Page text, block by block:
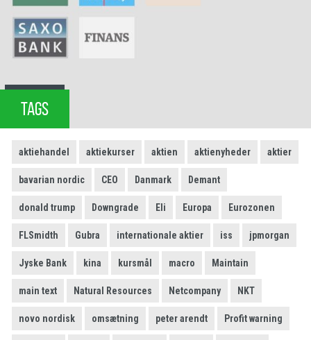
TAGS
aktiehandel aktiekurser aktien aktienyheder aktier
bavarian nordic CEO Danmark Demant
donald trump Downgrade Eli Europa Eurozonen
FLSmidth Gubra internationale aktier iss jpmorgan
Jyske Bank kina kursmål macro Maintain
main text Natural Resources Netcompany NKT
novo nordisk omsætning peter arendt Profit warning